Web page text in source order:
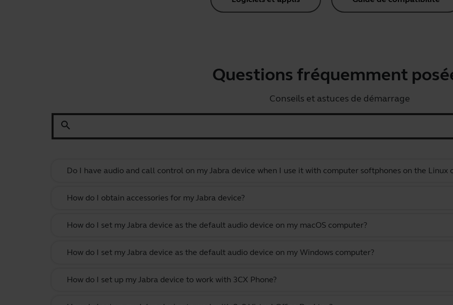
Questions fréquemment
Conseils et astuces de démarrage
search
Do I have audio and call control on my Jabra device when I use it with computer softphones on the Linux
How do I obtain accessories for my Jabra device?
How do I set my Jabra device as the default audio device on my macOS computer?
How do I set my Jabra device as the default audio device on my Windows computer?
How do I set up my Jabra device to work with 3CX Phone?